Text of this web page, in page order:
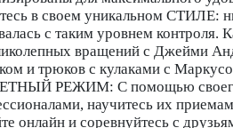
в своем уникальном СТИЛЕ:
с таким уровнем
вращений с Джейми
и трюков с кулаками с
РЕЖИМ: С помощью своего
научитесь их приемам
онлайн и соревнуйтесь с